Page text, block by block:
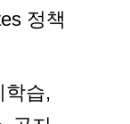
정책
학습,